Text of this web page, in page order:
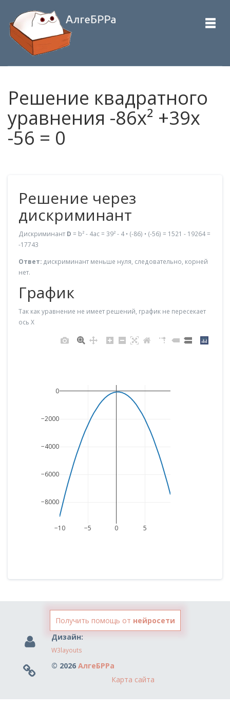
Решение квадратного
уравнения -86x² +39x
-56 = 0
Решение через
дискриминант
Дискриминант D = b² - 4ac = 39² - 4 • (-86) • (-56) = 1521 - 19264 =
-17743
Ответ: дискриминант меньше нуля, следовательно, корней
нет.
График
Так как уравнение не имеет решений, график не пересекает
ось X
−10 −5 0 5
−8000
−6000
−4000
−2000
0
Получить помощь от нейросети
Дизайн:
W3layouts
© 2026 АлгеБРРа
Карта сайта